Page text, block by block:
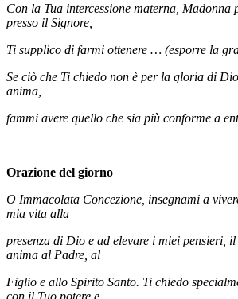
Con la Tua intercessione materna, Madonna
presso il Signore,
Ti supplico di farmi ottenere … (esporre la
Se ciò che Ti chiedo non è per la gloria di
anima,
fammi avere quello che sia più conforme a
Orazione del giorno
O Immacolata Concezione, insegnami a
mia vita alla
presenza di Dio e ad elevare i miei pensieri,
anima al Padre, al
Figlio e allo Spirito Santo. Ti chiedo
con il Tuo potere e